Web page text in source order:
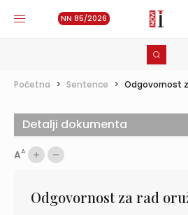
NN 85/2026
Početna > Sentence > Odgovornost
AA
Odgovornost za rad
Detalji dokumenta